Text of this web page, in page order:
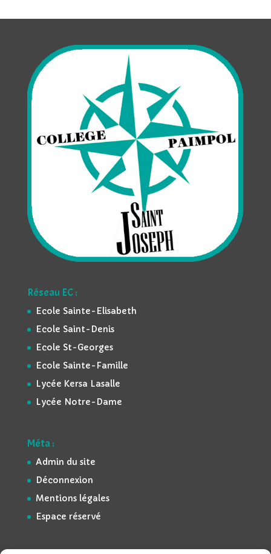
Réseau EC :
Ecole Sainte-Elisabeth
Ecole Saint-Denis
Ecole St-Georges
Ecole Sainte-Famille
Lycée Kersa Lasalle
Lycée Notre-Dame
Méta :
Admin du site
Déconnexion
Mentions légales
Espace réservé